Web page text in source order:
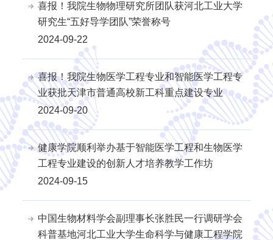
喜报！我院生物物理研究所团队获河北工业大学
研究生“五好导学团队”荣誉称号
2024-09-22
喜报！我院生物医学工程专业和智能医学工程专
业获批天津市普通高校新工科重点建设专业
2024-09-20
健康学院顺利举办基于智能医学工程和生物医学
工程专业建设的创新人才培养教学工作坊
2024-09-15
中国生物材料学会副理事长张胜民一行调研学会
科普基地河北工业大学生命科学与健康工程学院